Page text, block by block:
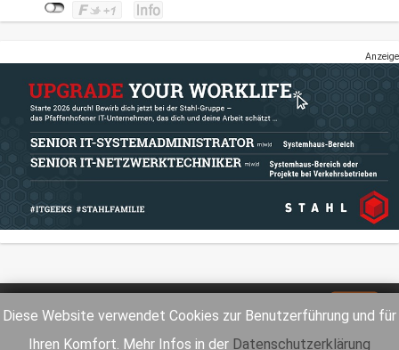
Diese Website verwendet Cookies zur Benutzerführung und für
Ihren Komfort. Mehr Infos in der Datenschutzerklärung
Anzeige